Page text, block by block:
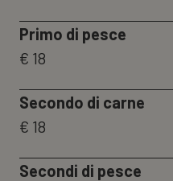
Primo di pesce
€ 18
Secondo di carne
€ 18
Secondi di pesce